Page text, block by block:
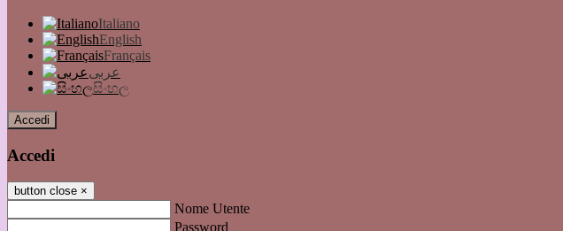
Italiano
English
Français
عربى
සිංහල
Accedi
Accedi
button close ×
Nome Utente
Password